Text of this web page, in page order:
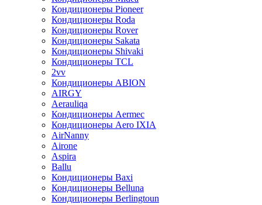
Кондиционеры Pioneer
Кондиционеры Roda
Кондиционеры Rover
Кондиционеры Sakata
Кондиционеры Shivaki
Кондиционеры TCL
2vv
Кондиционеры ABION
AIRGY
Aerauliqa
Кондиционеры Aermec
Кондиционеры Aero IXIA
AirNanny
Airone
Aspira
Ballu
Кондиционеры Baxi
Кондиционеры Belluna
Кондиционеры Berlingtoun